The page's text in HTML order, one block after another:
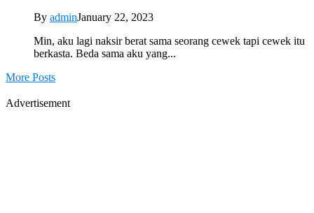
By adminJanuary 22, 2023
Min, aku lagi naksir berat sama seorang cewek tapi cewek itu
berkasta. Beda sama aku yang...
More Posts
Advertisement